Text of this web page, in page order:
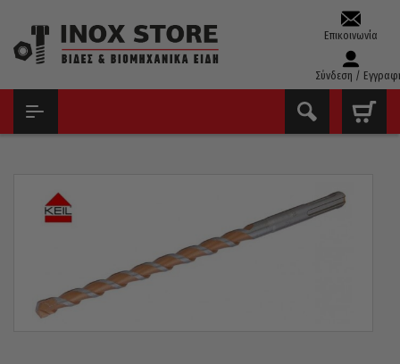
Επικοινωνία
Σύνδεση /
ΤΡΥΠΆΝΙ GOLDCRAFT ΓΕΝΙΚΉΣ ΧΡΉΣΗΣ SDS-PLUS KEIL
ΓΕΡΜΑΝΊΑΣ 8X100X160MM